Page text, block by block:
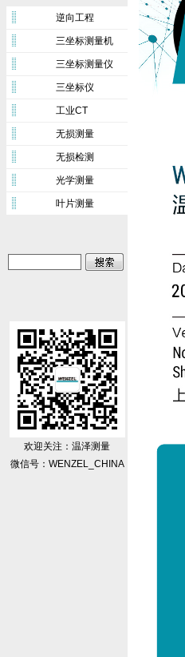
逆向工程
三坐标测量机
三坐标测量仪
三坐标仪
工业CT
无损测量
无损检测
光学测量
叶片测量
欢迎关注：温泽测量
微信号：WENZEL_CHINA